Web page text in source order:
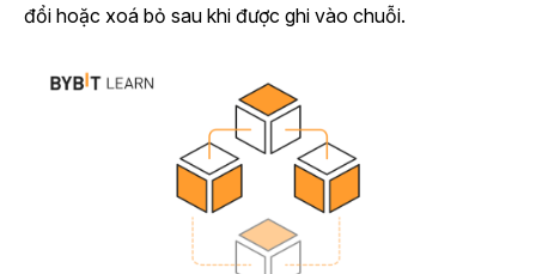
đổi hoặc xoá bỏ sau khi được ghi vào chuỗi.